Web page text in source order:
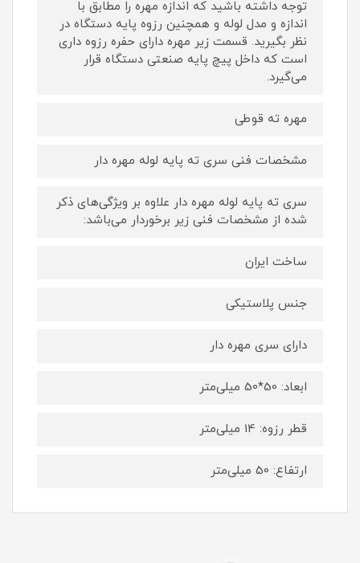
توجه داشته باشید که اندازه مهره را مطابق با
اندازه و مدل لوله و همچنین رزوه پایه دستگاه در
نظر بگیرید. قسمت زیر مهره دارای حفره رزوه داری
است که داخل پیچ پایه صنعتی دستگاه قرار
می‌گیرد.
مهره ته قوطی
مشخصات فنی سری ته پایه لوله مهره دار
سری ته پایه لوله مهره دار علاوه بر ویژگی‌های ذکر
شده از مشخصات فنی زیر برخوردار می‌باشد:
ساخت ایران
جنس پلاستیکی
دارای سری مهره دار
ابعاد: 50*50 میلی‌متر
قطر رزوه: 14 میلی‌متر
ارتفاع: 50 میلی‌متر